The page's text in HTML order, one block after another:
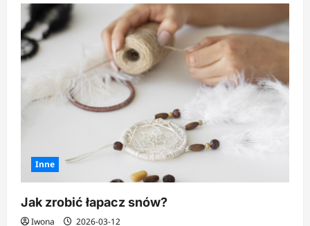
o
Jak
zrobić
idealne
pisanki
DIY
bez
barwników
chemicznych?
Inne
Jak zrobić łapacz snów?
Iwona 2026-03-12